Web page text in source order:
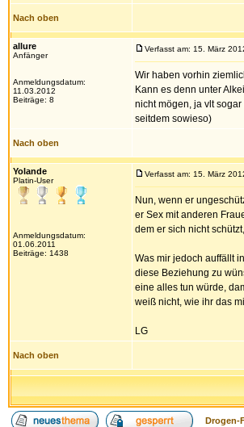
Nach oben
allure
Anfänger
Anmeldungsdatum:
11.03.2012
Beiträge: 8
Verfasst am: 15. März
Wir haben vorhin
Kann es denn unter
nicht mögen, ja vlt
seitdem sowieso)
Nach oben
Yolande
Platin-User
Anmeldungsdatum:
01.06.2011
Beiträge: 1438
Verfasst am: 15. März
Nun, wenn er
er Sex mit anderen
dem er sich nicht
Was mir jedoch auffällt
diese Beziehung zu
eine alles tun würde,
weiß nicht, wie ihr das
LG
Nach oben
Drogen-